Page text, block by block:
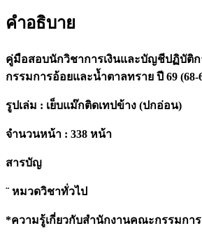
การ
คณะ
กรรมการ
อ้อย
น้ำตาล
ปี
(68-
quantity
คำอธิบาย
คู่มือสอบนักวิชาการเงินและบัญชีปฏิบัติ
กรรมการอ้อยและน้ำตาลทราย ปี 69 (68-
รูปเล่ม : เย็บแม๊กติดเทปข้าง (ปกอ่อน)
จำนวนหน้า : 338 หน้า
สารบัญ
¨ หมวดวิชาทั่วไป
*ความรู้เกี่ยวกับสำนักงานคณะกรรมกา